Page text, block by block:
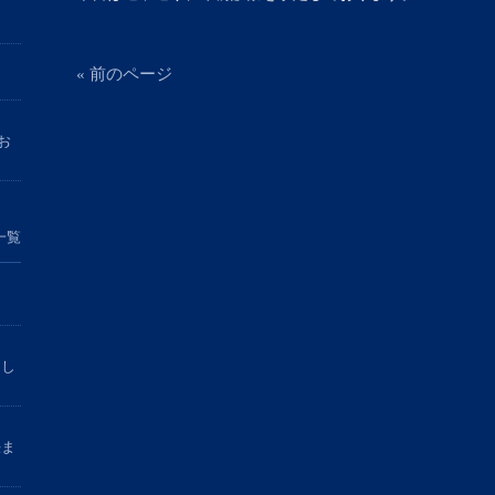
« 前のページ
覧